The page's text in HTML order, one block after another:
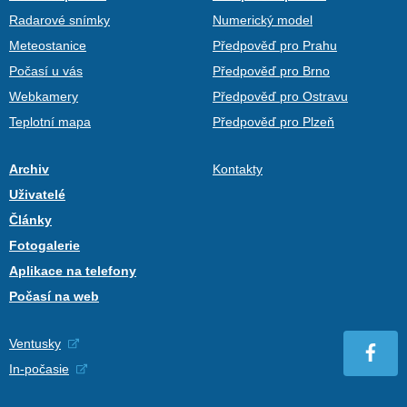
Radarové snímky
Meteostanice
Počasí u vás
Webkamery
Teplotní mapa
Numerický model
Předpověď pro Prahu
Předpověď pro Brno
Předpověď pro Ostravu
Předpověď pro Plzeň
Archiv
Uživatelé
Články
Fotogalerie
Aplikace na telefony
Počasí na web
Kontakty
Ventusky
In-počasie